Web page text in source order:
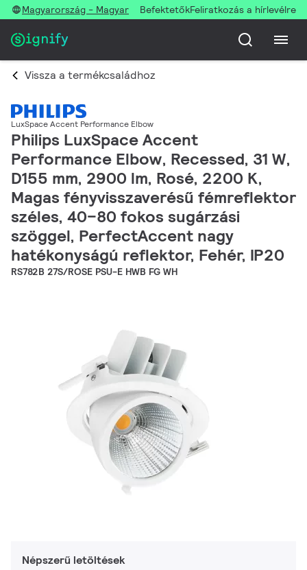
Magyarország - Magyar BefektetőkFeliratkozás a hírlevélre
Vissza a termékcsaládhoz
LuxSpace Accent Performance Elbow
Philips LuxSpace Accent
Performance Elbow, Recessed, 31 W,
D155 mm, 2900 lm, Rosé, 2200 K,
Magas fényvisszaverésű fémreflektor
széles, 40–80 fokos sugárzási
szöggel, PerfectAccent nagy
hatékonyságú reflektor, Fehér, IP20
RS782B 27S/ROSE PSU-E HWB FG WH
Népszerű letöltések